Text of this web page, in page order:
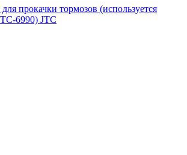
прокачки тормозов (используется
6990) JTC